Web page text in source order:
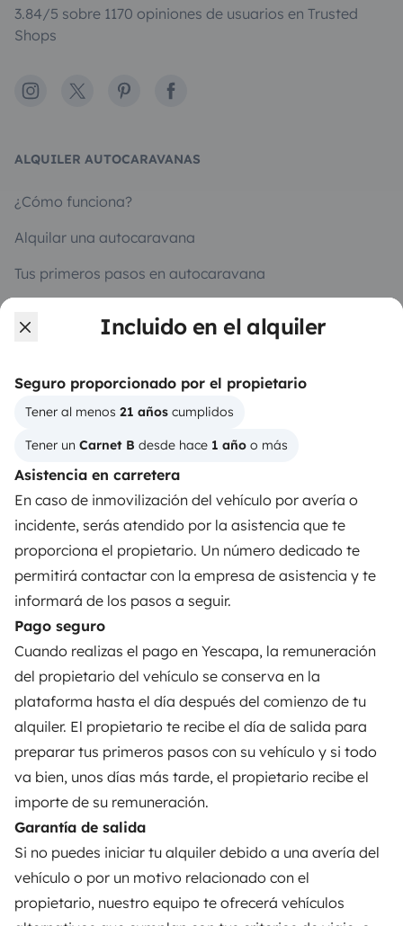
Incluido en el alquiler
Seguro proporcionado por el propietario
Tener al menos 21 años cumplidos
Tener un Carnet B desde hace 1 año o más
Asistencia en carretera
En caso de inmovilización del vehículo por avería o
incidente, serás atendido por la asistencia que te
proporciona el propietario. Un número dedicado te
permitirá contactar con la empresa de asistencia y te
informará de los pasos a seguir.
Pago seguro
Cuando realizas el pago en Yescapa, la remuneración
del propietario del vehículo se conserva en la
plataforma hasta el día después del comienzo de tu
alquiler. El propietario te recibe el día de salida para
preparar tus primeros pasos con su vehículo y si todo
va bien, unos días más tarde, el propietario recibe el
importe de su remuneración.
Garantía de salida
Si no puedes iniciar tu alquiler debido a una avería del
vehículo o por un motivo relacionado con el
propietario, nuestro equipo te ofrecerá vehículos
3.84/5 sobre 1170 opiniones de usuarios en Trusted
Shops
Instagram
X PinterestFacebook
ALQUILER AUTOCARAVANAS
¿Cómo funciona?
Alquilar una autocaravana
Tus primeros pasos en autocaravana
PROPIETARIOS
Contrato de alquiler
Seguros de alquiler
Asistencias de alquiler
Ayuda propietario
Medios de pago segurosPago en varios plazos
Descargar en
App Store
Disponible en
Google Play
Blog Contáctanos Empleo
CGU
Confidencialidad
Cookies